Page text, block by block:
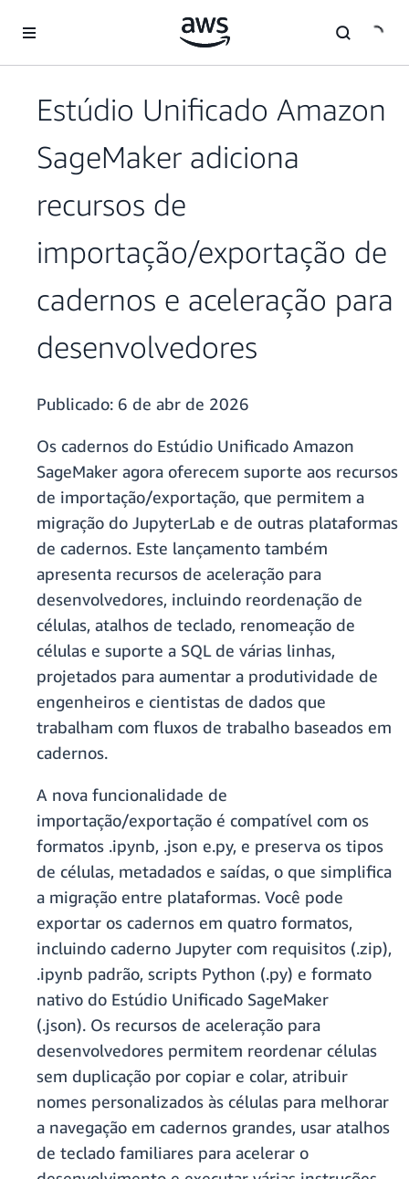
Pular para o conteúdo principal
Estúdio Unificado Amazon
SageMaker adiciona
recursos de
importação/exportação de
cadernos e aceleração para
desenvolvedores
Publicado: 6 de abr de 2026
Os cadernos do Estúdio Unificado Amazon
SageMaker agora oferecem suporte aos recursos
de importação/exportação, que permitem a
migração do JupyterLab e de outras plataformas
de cadernos. Este lançamento também
apresenta recursos de aceleração para
desenvolvedores, incluindo reordenação de
células, atalhos de teclado, renomeação de
células e suporte a SQL de várias linhas,
projetados para aumentar a produtividade de
engenheiros e cientistas de dados que
trabalham com fluxos de trabalho baseados em
cadernos.
A nova funcionalidade de
importação/exportação é compatível com os
formatos .ipynb, .json e.py, e preserva os tipos
de células, metadados e saídas, o que simplifica
a migração entre plataformas. Você pode
exportar os cadernos em quatro formatos,
incluindo caderno Jupyter com requisitos (.zip),
.ipynb padrão, scripts Python (.py) e formato
nativo do Estúdio Unificado SageMaker
(.json). Os recursos de aceleração para
desenvolvedores permitem reordenar células
sem duplicação por copiar e colar, atribuir
nomes personalizados às células para melhorar
a navegação em cadernos grandes, usar atalhos
de teclado familiares para acelerar o